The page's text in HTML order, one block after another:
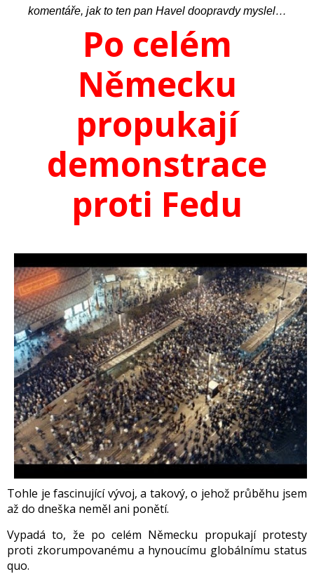
komentáře, jak to ten pan Havel doopravdy myslel…
Po celém
Německu
propukají
demonstrace
proti Fedu
Tohle je fascinující vývoj, a takový, o jehož průběhu jsem
až do dneška neměl ani ponětí.
Vypadá to, že po celém Německu propukají protesty
proti zkorumpovanému a hynoucímu globálnímu status
quo.